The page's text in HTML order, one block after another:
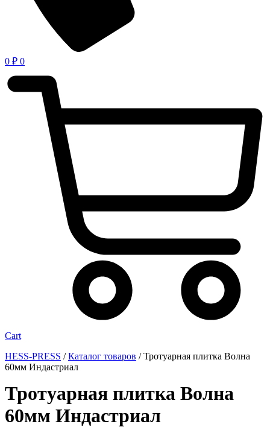
0 ₽ 0
Cart
HESS-PRESS /Каталог товаров /Тротуарная плитка Волна
60мм Индастриал
Тротуарная плитка Волна
60мм Индастриал